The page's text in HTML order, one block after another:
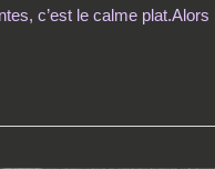
c’est le calme plat.Alors